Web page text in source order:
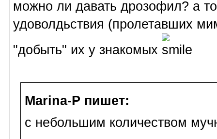
можно ли давать дрозофил? а
удоволдьствия (пролетавших
"добыть" их у знакомых
Marina-P пишет:
с небольшим количеством